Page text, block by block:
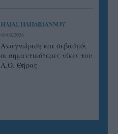
ΗΛΙΑΣ ΠΑΠΑΪΩΑΝΝΟΥ
08/03/2026
Αναγνώριση και σεβασμός
οι σημαντικότερες νίκες του
Α.Ο. Θήρας